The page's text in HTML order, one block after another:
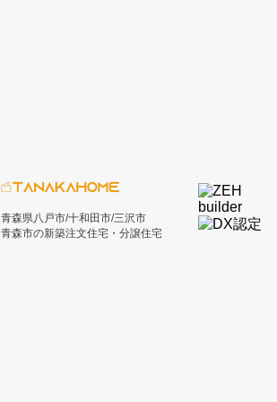
青森県八戸市/十和田市/三沢市
青森市の新築注文住宅・分譲住宅